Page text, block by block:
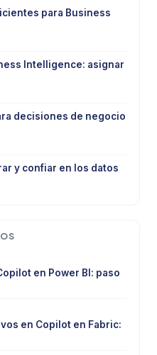
para Business
Intelligence: asignar
decisiones de negocio
y confiar en los datos
en Power BI: paso
en Copilot en Fabric: